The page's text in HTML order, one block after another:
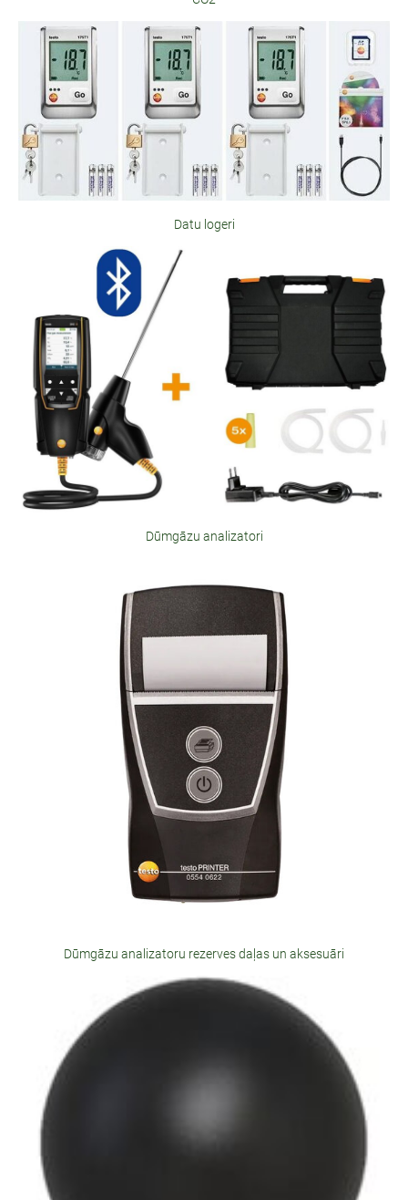
Datu logeri
Dūmgāzu analizatori
Dūmgāzu analizatoru rezerves daļas un aksesuāri